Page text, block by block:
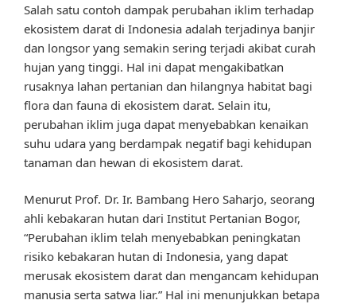
Salah satu contoh dampak perubahan iklim terhadap
ekosistem darat di Indonesia adalah terjadinya banjir
dan longsor yang semakin sering terjadi akibat curah
hujan yang tinggi. Hal ini dapat mengakibatkan
rusaknya lahan pertanian dan hilangnya habitat bagi
flora dan fauna di ekosistem darat. Selain itu,
perubahan iklim juga dapat menyebabkan kenaikan
suhu udara yang berdampak negatif bagi kehidupan
tanaman dan hewan di ekosistem darat.
Menurut Prof. Dr. Ir. Bambang Hero Saharjo, seorang
ahli kebakaran hutan dari Institut Pertanian Bogor,
“Perubahan iklim telah menyebabkan peningkatan
risiko kebakaran hutan di Indonesia, yang dapat
merusak ekosistem darat dan mengancam kehidupan
manusia serta satwa liar.” Hal ini menunjukkan betapa